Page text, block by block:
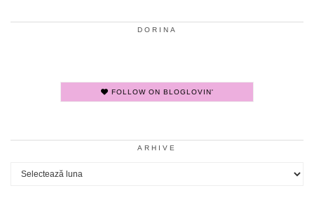
DORINA
FOLLOW ON BLOGLOVIN'
ARHIVE
Arhive